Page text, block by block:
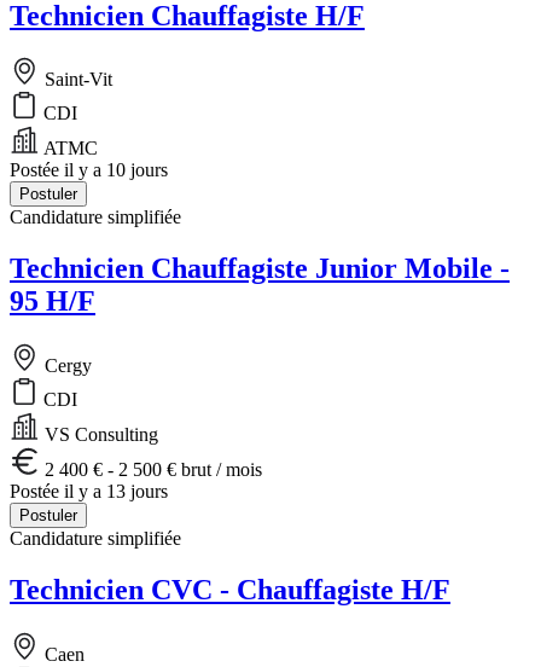
Technicien Chauffagiste H/F
Saint-Vit
CDI
ATMC
Postée il y a 10 jours
Postuler
Candidature simplifiée
Technicien Chauffagiste Junior Mobile -
95 H/F
Cergy
CDI
VS Consulting
2 400 € - 2 500 € brut / mois
Postée il y a 13 jours
Postuler
Candidature simplifiée
Technicien CVC - Chauffagiste H/F
Caen